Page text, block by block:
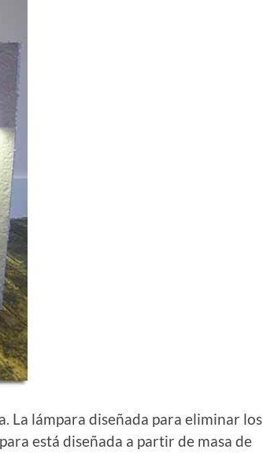
La lámpara diseñada para eliminar los
está diseñada a partir de masa de